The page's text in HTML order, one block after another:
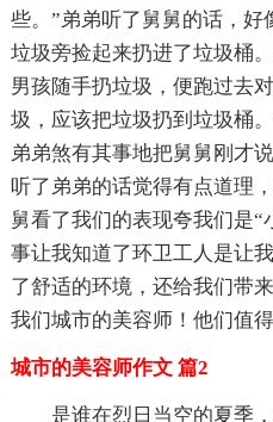
些。”弟弟听了舅舅的话，好
垃圾旁捡起来扔进了垃圾桶
男孩随手扔垃圾，便跑过去
圾，应该把垃圾扔到垃圾桶
弟弟煞有其事地把舅舅刚才
听了弟弟的话觉得有点道理
舅看了我们的表现夸我们是
事让我知道了环卫工人是让
了舒适的环境，还给我们带
我们城市的美容师！他们值
城市的美容师作文 篇2
是谁在烈日当空的夏季，